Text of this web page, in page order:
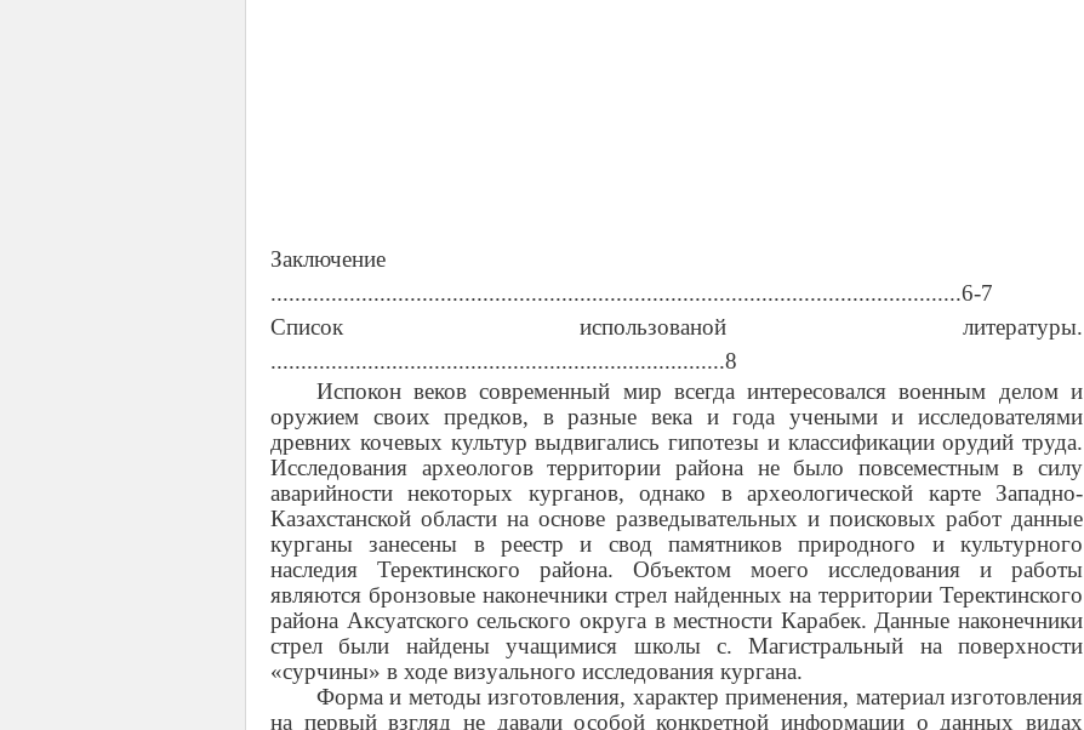
Заключение
..................................................................................................................6-7
Список использованой литературы.
...........................................................................8
Испокон веков современный мир всегда интересовался военным делом и
оружием своих предков, в разные века и года учеными и исследователями
древних кочевых культур выдвигались гипотезы и классификации орудий труда.
Исследования археологов территории района не было повсеместным в силу
аварийности некоторых курганов, однако в археологической карте Западно-
Казахстанской области на основе разведывательных и поисковых работ данные
курганы занесены в реестр и свод памятников природного и культурного
наследия Теректинского района. Объектом моего исследования и работы
являются бронзовые наконечники стрел найденных на территории Теректинского
района Аксуатского сельского округа в местности Карабек. Данные наконечники
стрел были найдены учащимися школы с. Магистральный на поверхности
«сурчины» в ходе визуального исследования кургана.
Форма и методы изготовления, характер применения, материал изготовления
на первый взгляд не давали особой конкретной информации о данных видах